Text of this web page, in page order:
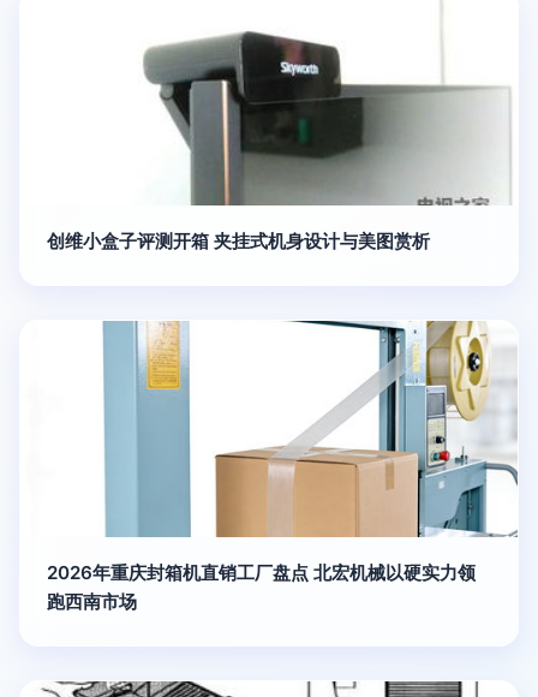
创维小盒子评测开箱 夹挂式机身设计与美图赏析
2026年重庆封箱机直销工厂盘点 北宏机械以硬实力领
跑西南市场